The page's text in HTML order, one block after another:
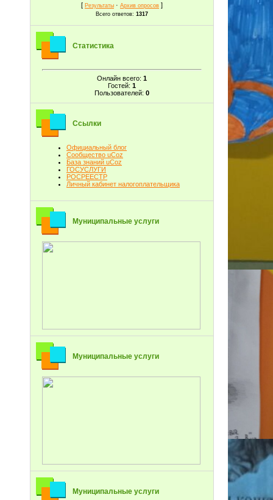
[ Результаты · Архив опросов ]
Всего ответов: 1317
Статистика
Онлайн всего: 1
Гостей: 1
Пользователей: 0
Ссылки
Официальный блог
Сообщество uCoz
База знаний uCoz
ГОСУСЛУГИ
РОСРЕЕСТР
Личный кабинет налогоплательщика
Муниципальные услуги
Муниципальные услуги
Муниципальные услуги